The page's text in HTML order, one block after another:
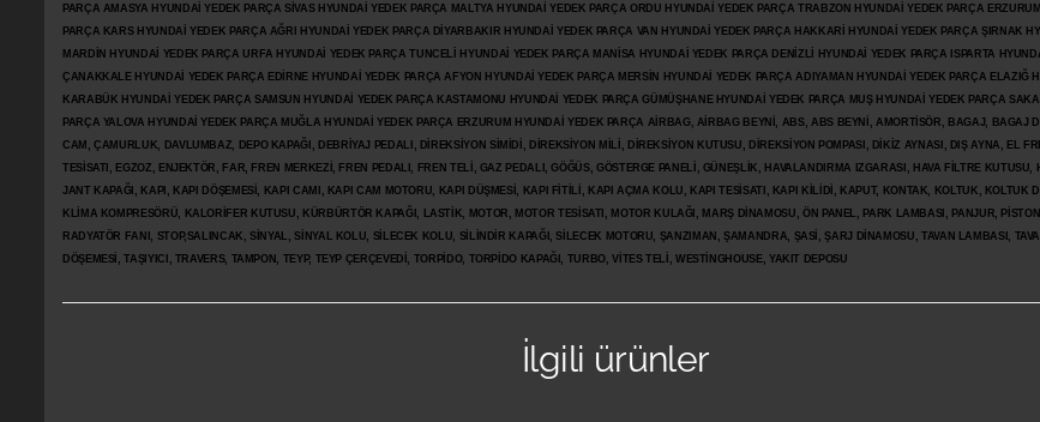
PARÇA AMASYA HYUNDAİ YEDEK PARÇA SİVAS HYUNDAİ YEDEK PARÇA MALTYA HYUNDAİ YEDEK PARÇA ORDU HYUNDAİ YEDEK PARÇA TRABZON HYUNDAİ YEDEK PARÇA
PARÇA KARS HYUNDAİ YEDEK PARÇA AĞRI HYUNDAİ YEDEK PARÇA DİYARBAKIR HYUNDAİ YEDEK PARÇA VAN HYUNDAİ YEDEK PARÇA HAKKARİ HYUNDAİ YEDEK PARÇA ŞIRNAK
MARDİN HYUNDAİ YEDEK PARÇA URFA HYUNDAİ YEDEK PARÇA TUNCELİ HYUNDAİ YEDEK PARÇA MANİSA HYUNDAİ YEDEK PARÇA DENİZLİ HYUNDAİ YEDEK PARÇA ISPARTA
ÇANAKKALE HYUNDAİ YEDEK PARÇA EDİRNE HYUNDAİ YEDEK PARÇA AFYON HYUNDAİ YEDEK PARÇA MERSİN HYUNDAİ YEDEK PARÇA ADIYAMAN HYUNDAİ YEDEK PARÇA ELAZIĞ
KARABÜK HYUNDAİ YEDEK PARÇA SAMSUN HYUNDAİ YEDEK PARÇA KASTAMONU HYUNDAİ YEDEK PARÇA GÜMÜŞHANE HYUNDAİ YEDEK PARÇA MUŞ HYUNDAİ YEDEK PARÇA
PARÇA YALOVA HYUNDAİ YEDEK PARÇA MUĞLA HYUNDAİ YEDEK PARÇA ERZURUM HYUNDAİ YEDEK PARÇA AİRBAG, AİRBAG BEYNİ, ABS, ABS BEYNİ, AMORTİSÖR, BAGAJ, BAGAJ
CAM, ÇAMURLUK, DAVLUMBAZ, DEPO KAPAĞI, DEBRİYAJ PEDALI, DİREKSİYON SİMİDİ, DİREKSİYON MİLİ, DİREKSİYON KUTUSU, DİREKSİYON POMPASI, DİKİZ AYNASI, DIŞ AYNA, EL
TESİSATI, EGZOZ, ENJEKTÖR, FAR, FREN MERKEZİ, FREN PEDALI, FREN TELİ, GAZ PEDALI, GÖĞÜS, GÖSTERGE PANELİ, GÜNEŞLİK, HAVALANDIRMA IZGARASI, HAVA FİLTRE KUTUSU,
JANT KAPAĞI, KAPI, KAPI DÖŞEMESİ, KAPI CAMI, KAPI CAM MOTORU, KAPI DÜŞMESİ, KAPI FİTİLİ, KAPI AÇMA KOLU, KAPI TESİSATI, KAPI KİLİDİ, KAPUT, KONTAK, KOLTUK, KOLTUK
KLİMA KOMPRESÖRÜ, KALORİFER KUTUSU, KÜRBÜRTÖR KAPAĞI, LASTİK, MOTOR, MOTOR TESİSATI, MOTOR KULAĞI, MARŞ DİNAMOSU, ÖN PANEL, PARK LAMBASI, PANJUR,
RADYATÖR FANI, STOP,SALINCAK, SİNYAL, SİNYAL KOLU, SİLECEK KOLU, SİLİNDİR KAPAĞI, SİLECEK MOTORU, ŞANZIMAN, ŞAMANDRA, ŞASİ, ŞARJ DİNAMOSU, TAVAN LAMBASI,
DÖŞEMESİ, TAŞIYICI, TRAVERS, TAMPON, TEYP, TEYP ÇERÇEVEDİ, TORPİDO, TORPİDO KAPAĞI, TURBO, VİTES TELİ, WESTİNGHOUSE, YAKIT DEPOSU
İlgili ürünler